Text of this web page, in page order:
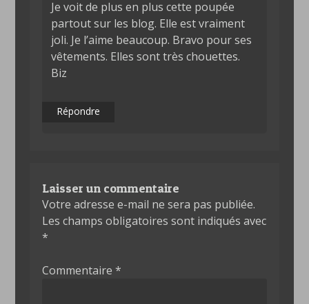
Je voit de plus en plus cette poupée
partout sur les blog. Elle est vraiment
joli. Je l’aime beaucoup. Bravo pour ses
vêtements. Elles sont très chouettes.
Biz
Répondre
Laisser un commentaire
Votre adresse e-mail ne sera pas publiée.
Les champs obligatoires sont indiqués avec
*
Commentaire *